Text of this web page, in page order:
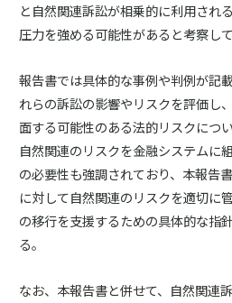
と自然関連訴訟が相乗的に利用され
圧力を強める可能性があると考察して
報告書では具体的な事例や判例が記
れらの訴訟の影響やリスクを評価し
面する可能性のある法的リスクにつ
自然関連のリスクを金融システムに
の必要性も強調されており、本報告
に対して自然関連のリスクを適切に
の移行を支援するための具体的な指
る。
なお、本報告書と併せて、自然関連